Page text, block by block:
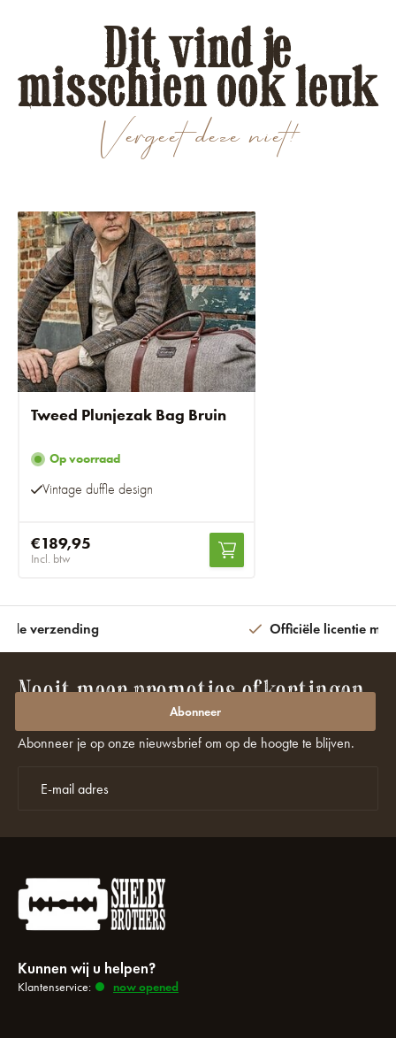
Vergeet deze niet!
Dit vind je
misschien ook leuk
Tweed Plunjezak Bag Bruin
Op voorraad
Vintage duffle design
€189,95
Incl. btw
verzending Officiële licentie met
Nooit meer promoties of kortingen
Abonneer je op onze nieuwsbrief om op de hoogte te blijven.
Abonneer
Kunnen wij u helpen?
Klantenservice: now opened